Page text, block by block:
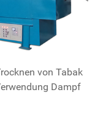
von Tabak
Dampf